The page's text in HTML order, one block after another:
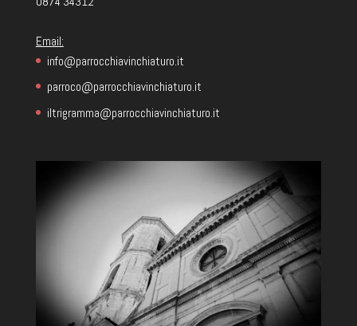
Email:
info@parrocchiavinchiaturo.it
parroco@parrocchiavinchiaturo.it
iltrigramma@parrocchiavinchiaturo.it